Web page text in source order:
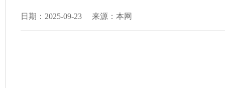
日期：2025-09-23 来源：本网